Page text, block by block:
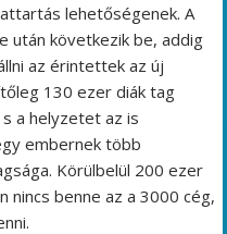
lehetőségenek. A
után következik be, addig
az érintettek az új
130 ezer diák tag
a helyzetet az is
embernek több
Körülbelül 200 ezer
nincs benne az a 3000 cég,